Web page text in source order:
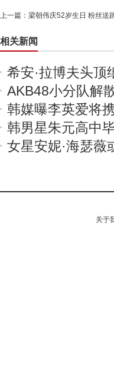
上一篇： 梁朝伟庆52岁生日 粉丝送
相关新闻
希安·拉博夫头顶
AKB48小分队解
韩媒曝李英爱将
韩男星朱元高中
女星安妮·海瑟薇
关于